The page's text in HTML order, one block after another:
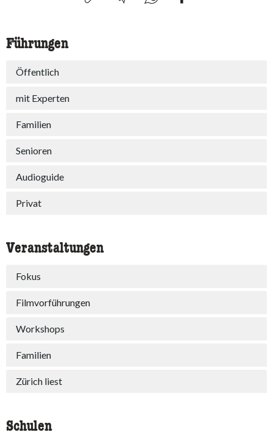
Führungen
Öffentlich
mit Experten
Familien
Senioren
Audioguide
Privat
Veranstaltungen
Fokus
Filmvorführungen
Workshops
Familien
Zürich liest
Schulen